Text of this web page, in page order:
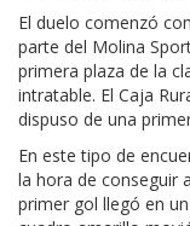
El duelo comenzó
parte del Molina
primera plaza de la
intratable. El Caja
dispuso de una
En este tipo de
la hora de conseguir
primer gol llegó en